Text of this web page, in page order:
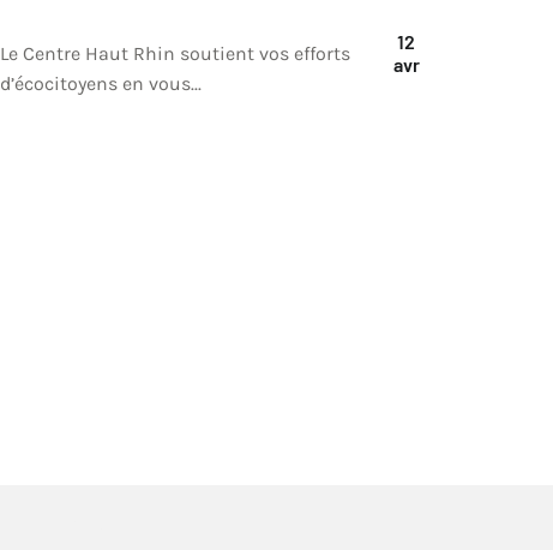
12
avr
Le Centre Haut Rhin soutient vos efforts
d’écocitoyens en vous...